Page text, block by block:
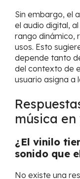
Sin embargo, el
el audio digital,
rango dinámico,
usos. Esto
depende tanto
del contexto de
usuario asigna a
música
¿El vinilo
sonido que
No existe una